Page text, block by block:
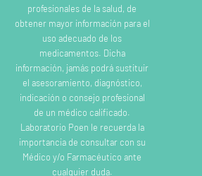
profesionales de la salud, de
obtener mayor información para el
uso adecuado de los
medicamentos. Dicha
información, jamás podrá sustituir
el asesoramiento, diagnóstico,
indicación o consejo profesional
de un médico calificado.
Laboratorio Poen le recuerda la
importancia de consultar con su
Médico y/o Farmacéutico ante
cualquier duda.